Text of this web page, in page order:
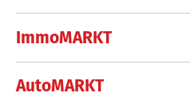
ImmoMARKT
AutoMARKT